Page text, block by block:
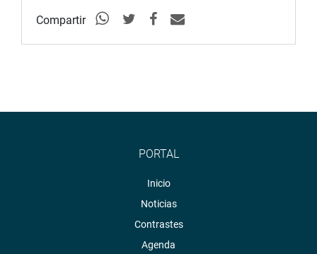
Compartir
PORTAL
Inicio
Noticias
Contrastes
Agenda